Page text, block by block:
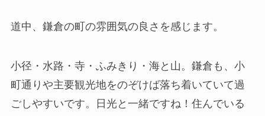
道中、鎌倉の町の雰囲気の良さを感じます。
小径・水路・寺・ふみきり・海と山。鎌倉も、小
町通りや主要観光地をのぞけば落ち着いていて過
ごしやすいです。日光と一緒ですね！住んでいる